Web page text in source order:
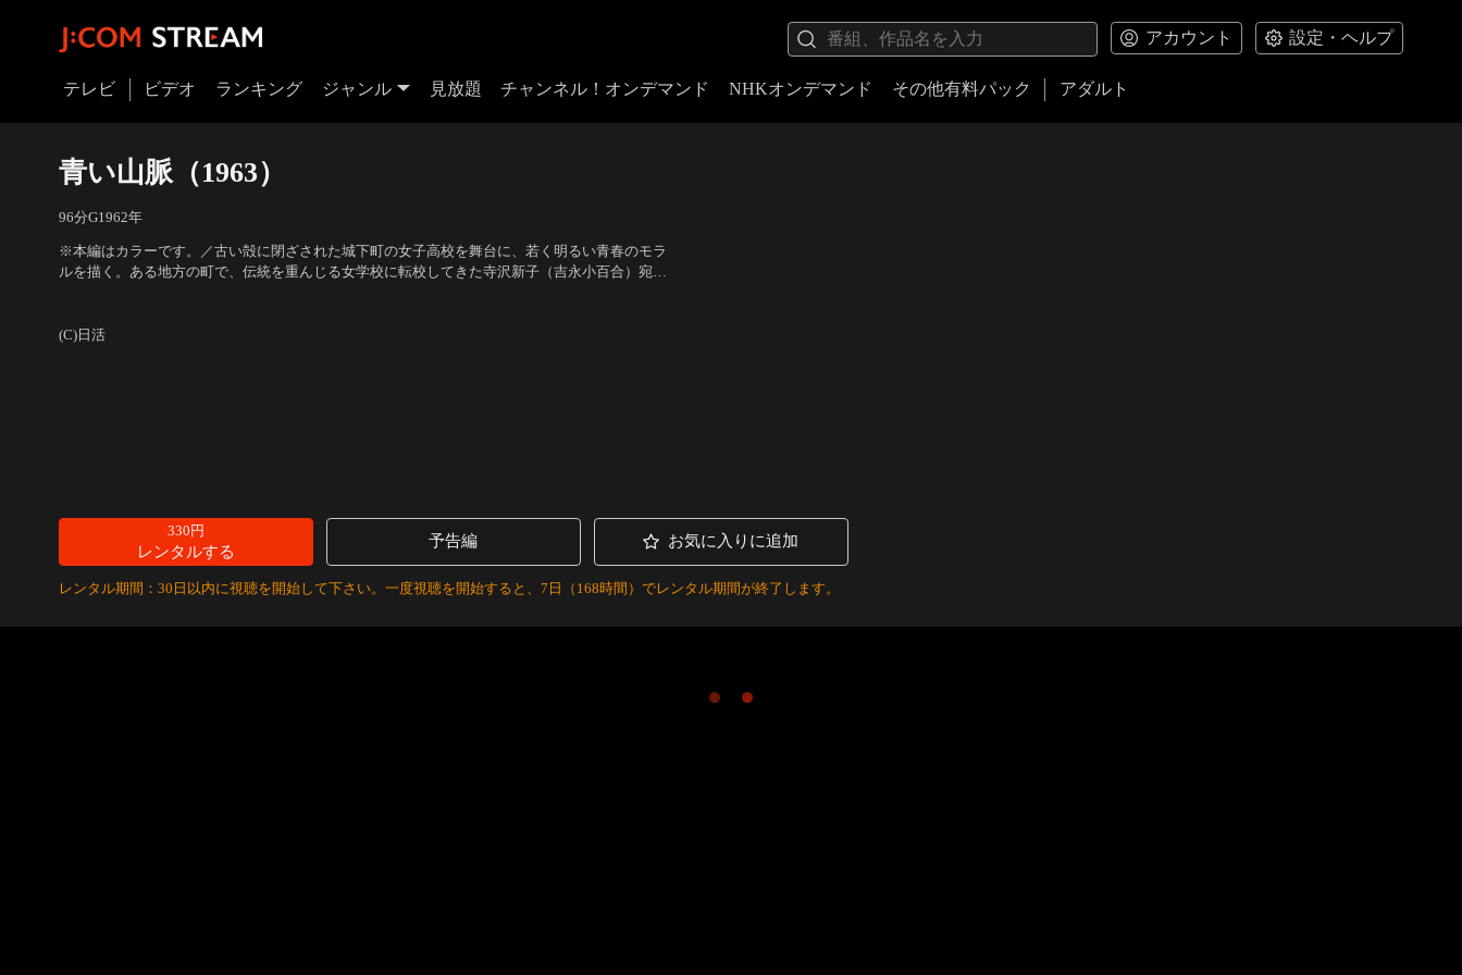
アカウント 設定・ヘルプ
テレビ ビデオ ランキング ジャンル 見放題 チャンネル！オンデマンド NHKオンデマンド その他有料パック アダルト
青い山脈（1963）
96分G1962年
※本編はカラーです。／古い殻に閉ざされた城下町の女子高校を舞台に、若く明るい青春のモラ
ルを描く。ある地方の町で、伝統を重んじる女学校に転校してきた寺沢新子（吉永小百合）宛に
(C)日活
330円
レンタルする
予告編 お気に入りに追加
レンタル期間：30日以内に視聴を開始して下さい。一度視聴を開始すると、7日（168時間）でレンタル期間が終了します。